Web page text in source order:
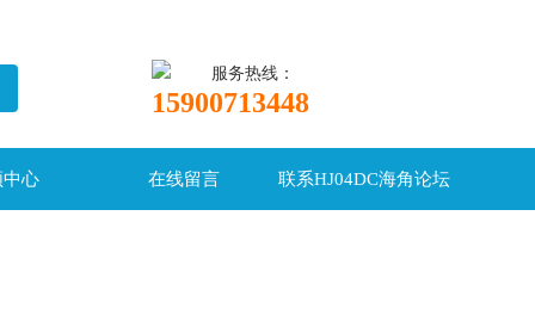
服务热线：
15900713448
心 在线留言 联系HJ04DC海角论坛